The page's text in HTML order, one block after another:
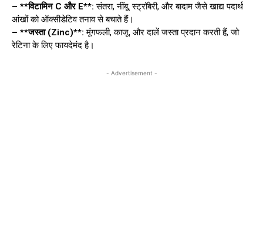
– **विटामिन C और E**: संतरा, नींबू, स्ट्रॉबेरी, और बादाम जैसे खाद्य पदार्थ
आंखों को ऑक्सीडेटिव तनाव से बचाते हैं।
– **जस्ता (Zinc)**: मूंगफली, काजू, और दालें जस्ता प्रदान करती हैं, जो
रेटिना के लिए फायदेमंद है।
- Advertisement -